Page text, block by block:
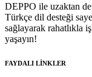
DEPPO ile uzaktan
Türkçe dil desteği
sağlayarak rahatlıkla
yaşayın!
FAYDALI LİNKLER